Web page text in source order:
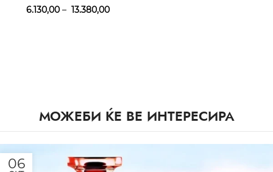
6.130,00 – 13.380,00
МОЖЕБИ ЌЕ ВЕ ИНТЕРЕСИРА
06